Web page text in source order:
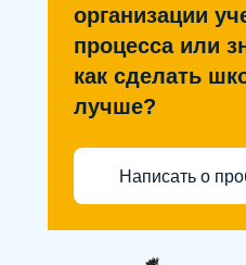
организации
процесса или
как сделать
лучше?
Написать о